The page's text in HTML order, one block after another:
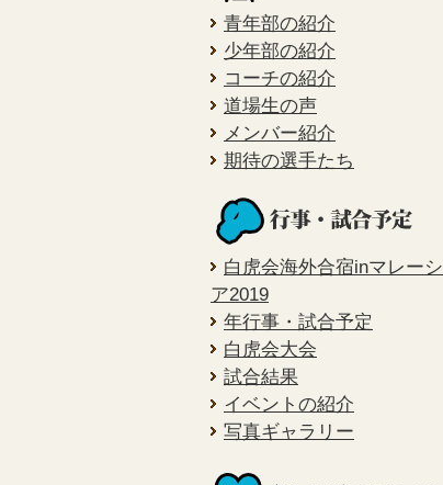
青年部の紹介
少年部の紹介
コーチの紹介
道場生の声
メンバー紹介
期待の選手たち
白虎会海外合宿inマレーシ
ア2019
年行事・試合予定
白虎会大会
試合結果
イベントの紹介
写真ギャラリー